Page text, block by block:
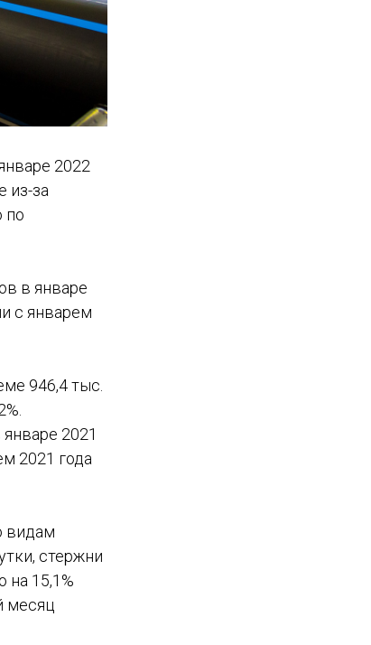
2022
из-за
по
в январе
с январем
946,4 тыс.
2021
2021 года
видам
стержни
на 15,1%
месяц